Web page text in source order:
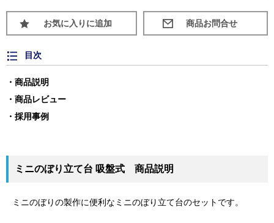
お気に入りに追加
目次
商品説明
商品レビュー
採用事例
ミニのぼり立て台 吸盤式 商品説明
ミニのぼりの製作に便利なミニのぼり立て台のセットです。